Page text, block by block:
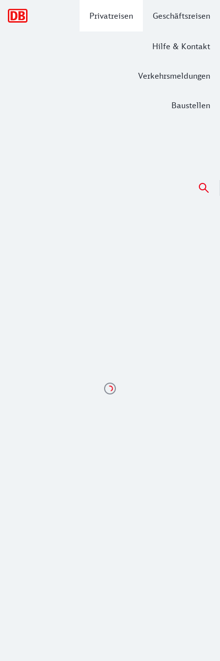
Privatreisen Geschäftsreisen
Hilfe & Kontakt
Verkehrsmeldungen
Baustellen